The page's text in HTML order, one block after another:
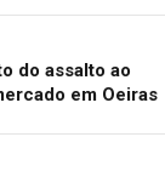
do assalto ao
em Oeiras